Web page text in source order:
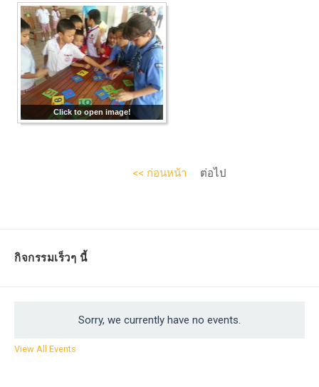
Click to open image!
<< ก่อนหน้า ต่อไป
กิจกรรมเร็วๆ นี้
Sorry, we currently have no events.
View All Events